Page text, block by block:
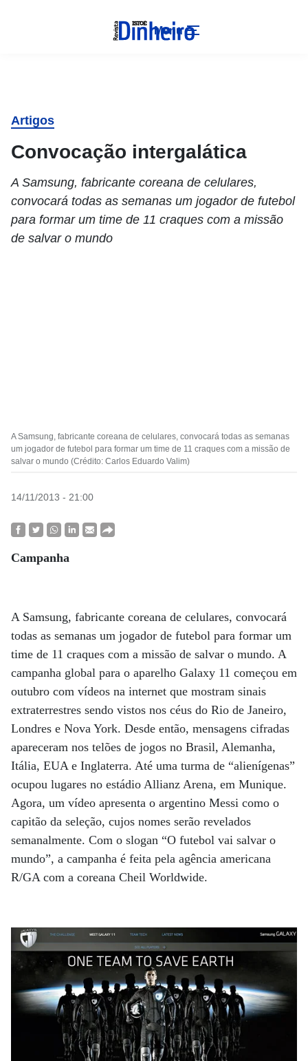
Menu
Artigos
Convocação intergalática
A Samsung, fabricante coreana de celulares,
convocará todas as semanas um jogador de futebol
para formar um time de 11 craques com a missão
de salvar o mundo
A Samsung, fabricante coreana de celulares, convocará todas as semanas
um jogador de futebol para formar um time de 11 craques com a missão de
salvar o mundo (Crédito: Carlos Eduardo Valim)
14/11/2013 - 21:00
Campanha
A Samsung, fabricante coreana de celulares, convocará
todas as semanas um jogador de futebol para formar um
time de 11 craques com a missão de salvar o mundo. A
campanha global para o aparelho Galaxy 11 começou em
outubro com vídeos na internet que mostram sinais
extraterrestres sendo vistos nos céus do Rio de Janeiro,
Londres e Nova York. Desde então, mensagens cifradas
apareceram nos telões de jogos no Brasil, Alemanha,
Itália, EUA e Inglaterra. Até uma turma de “alienígenas”
ocupou lugares no estádio Allianz Arena, em Munique.
Agora, um vídeo apresenta o argentino Messi como o
capitão da seleção, cujos nomes serão revelados
semanalmente. Com o slogan “O futebol vai salvar o
mundo”, a campanha é feita pela agência americana
R/GA com a coreana Cheil Worldwide.